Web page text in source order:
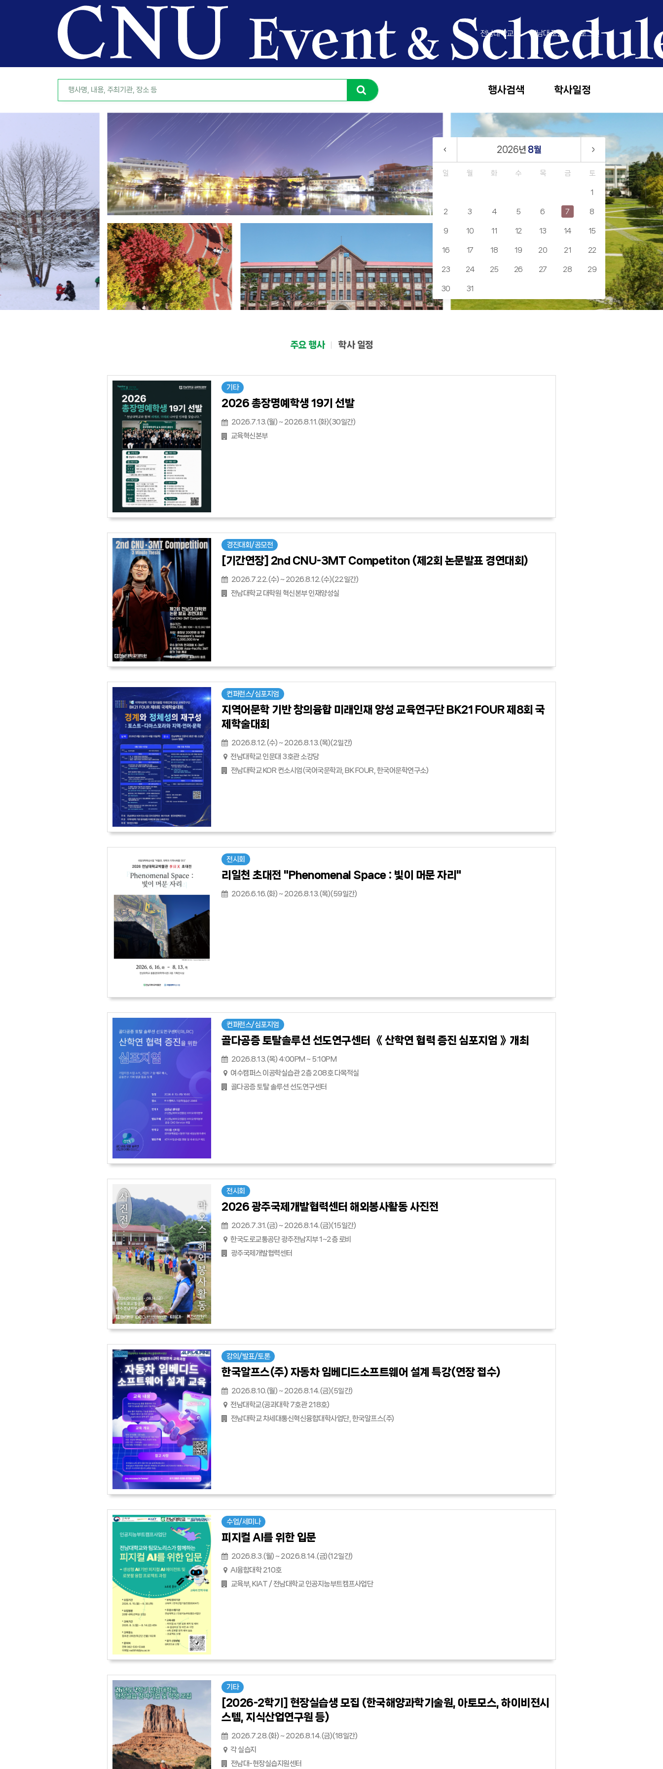
전남대학교 전남대포털 로그인
행사검색 학사일정
2026년 8월
일 월 화 수 목 금 토
1
2 3 4 5 6 7 8
9 10 11 12 13 14 15
16 17 18 19 20 21 22
23 24 25 26 27 28 29
30 31
주요 행사 학사 일정
기타
2026 총장명예학생 19기 선발
2026.7.13.(월) ~ 2026.8.11.(화)(30일간)
교육혁신본부
경진대회/공모전
[기간연장] 2nd CNU-3MT Competiton (제2회 논문발표 경연대회)
2026.7.22.(수) ~ 2026.8.12.(수)(22일간)
전남대학교 대학원 혁신본부 인재양성실
컨퍼런스/심포지엄
지역어문학 기반 창의융합 미래인재 양성 교육연구단 BK21 FOUR 제8회 국
제학술대회
2026.8.12.(수) ~ 2026.8.13.(목)(2일간)
전남대학교 인문대 3호관 소강당
전남대학교 KOR 컨소시엄(국어국문학과, BK FOUR, 한국어문학연구소)
전시회
리일천 초대전 "Phenomenal Space : 빛이 머문 자리"
2026.6.16.(화) ~ 2026.8.13.(목)(59일간)
컨퍼런스/심포지엄
골다공증 토탈솔루션 선도연구센터 《 산학연 협력 증진 심포지엄 》개최
2026.8.13.(목) 4:00PM ~ 5:10PM
여수캠퍼스 이공학실습관 2층 208호 다목적실
골다공증 토탈 솔루션 선도연구센터
전시회
2026 광주국제개발협력센터 해외봉사활동 사진전
2026.7.31.(금) ~ 2026.8.14.(금)(15일간)
한국도로교통공단 광주전남지부 1~2층 로비
광주국제개발협력센터
강의/발표/토론
한국알프스(주) 자동차 임베디드소프트웨어 설계 특강(연장 접수)
2026.8.10.(월) ~ 2026.8.14.(금)(5일간)
전남대학교(공과대학 7호관 218호)
전남대학교 차세대통신혁신융합대학사업단, 한국알프스(주)
수업/세미나
피지컬 AI를 위한 입문
2026.8.3.(월) ~ 2026.8.14.(금)(12일간)
AI융합대학 210호
교육부, KIAT / 전남대학교 인공지능부트캠프사업단
기타
[2026-2학기] 현장실습생 모집 (한국해양과학기술원, 아토모스, 하이비젼시
스템, 지식산업연구원 등)
2026.7.28.(화) ~ 2026.8.14.(금)(18일간)
각 실습지
전남대-현장실습지원센터